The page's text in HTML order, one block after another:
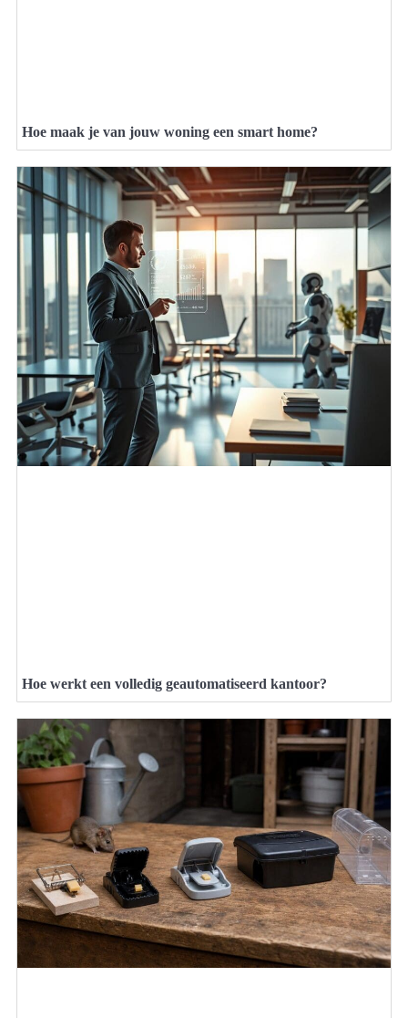
Hoe maak je van jouw woning een smart home?
Hoe werkt een volledig geautomatiseerd kantoor?